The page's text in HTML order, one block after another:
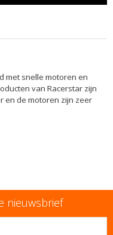
met snelle motoren en
van Racerstar zijn
en de motoren zijn zeer
nieuwsbrief